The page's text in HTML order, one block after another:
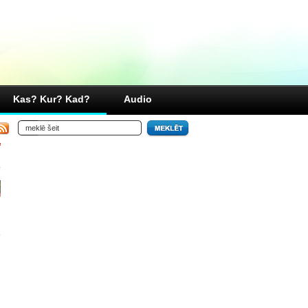
Kas? Kur? Kad? Audio